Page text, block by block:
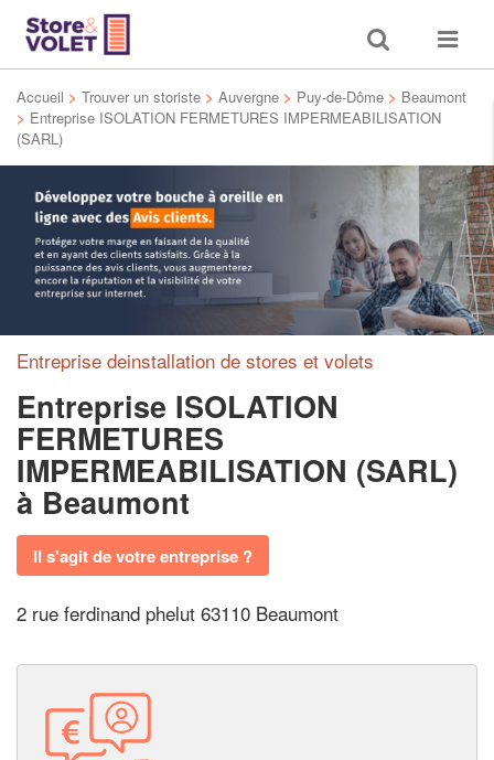
Toggle
search
Toggle
Accueil > Trouver un storiste > Auvergne > Puy-de-Dôme > Beaumont
> Entreprise ISOLATION FERMETURES IMPERMEABILISATION
(SARL)
Entreprise deinstallation de stores et volets
Entreprise ISOLATION
FERMETURES
IMPERMEABILISATION (SARL)
à Beaumont
Il s'agit de votre entreprise ?
2 rue ferdinand phelut 63110 Beaumont